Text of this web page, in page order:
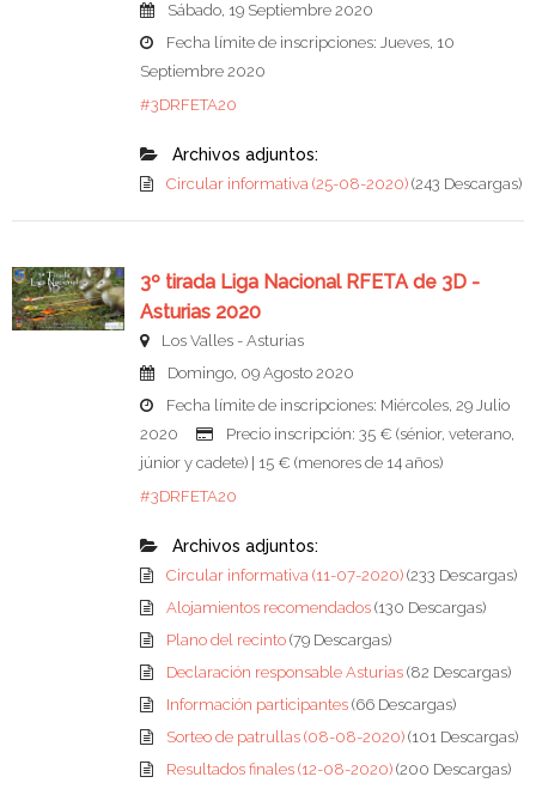
Sábado, 19 Septiembre 2020
Fecha límite de inscripciones: Jueves, 10
Septiembre 2020
#3DRFETA20
Archivos adjuntos:
Circular informativa (25-08-2020) (243 Descargas)
3º tirada Liga Nacional RFETA de 3D -
Asturias 2020
Los Valles - Asturias
Domingo, 09 Agosto 2020
Fecha límite de inscripciones: Miércoles, 29 Julio
2020
Precio inscripción: 35 € (sénior, veterano,
júnior y cadete) | 15 € (menores de 14 años)
#3DRFETA20
Archivos adjuntos:
Circular informativa (11-07-2020) (233 Descargas)
Alojamientos recomendados (130 Descargas)
Plano del recinto (79 Descargas)
Declaración responsable Asturias (82 Descargas)
Información participantes (66 Descargas)
Sorteo de patrullas (08-08-2020) (101 Descargas)
Resultados finales (12-08-2020) (200 Descargas)